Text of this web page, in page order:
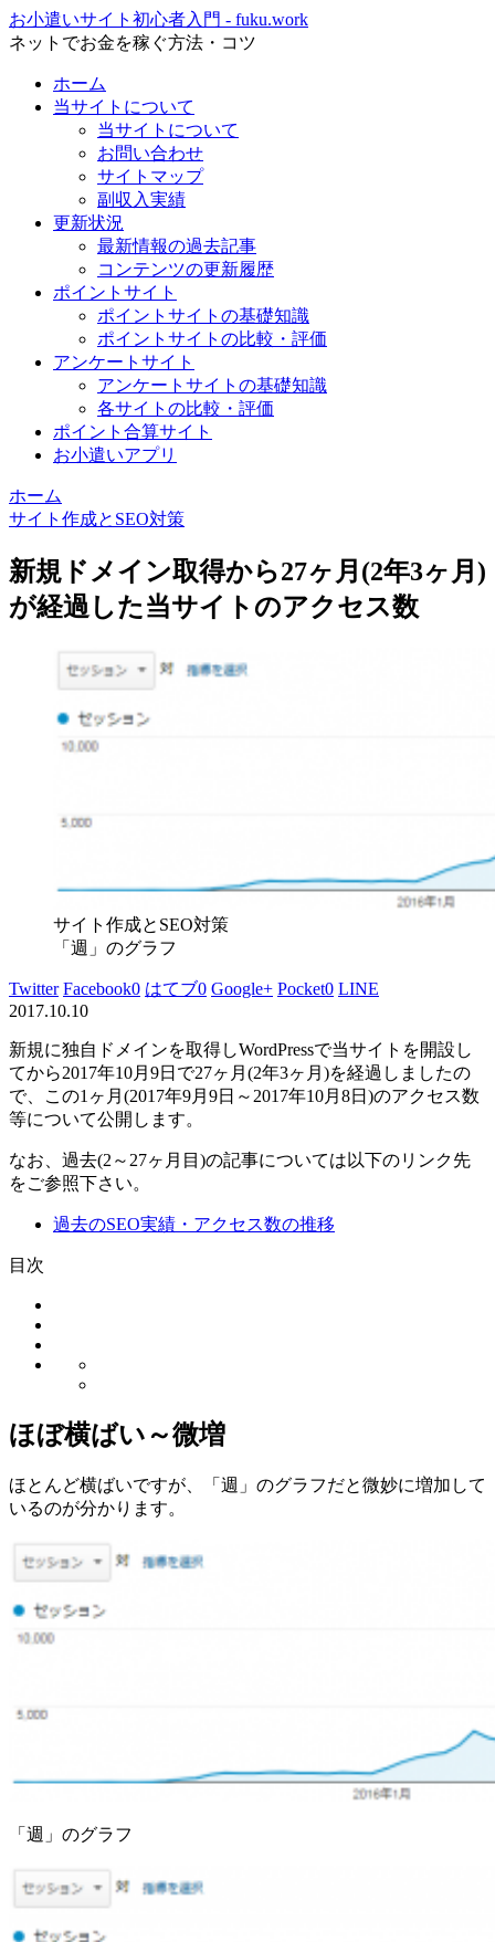
お小遣いサイト初心者入門 - fuku.work
ネットでお金を稼ぐ方法・コツ
ホーム
当サイトについて
当サイトについて
お問い合わせ
サイトマップ
副収入実績
更新状況
最新情報の過去記事
コンテンツの更新履歴
ポイントサイト
ポイントサイトの基礎知識
ポイントサイトの比較・評価
アンケートサイト
アンケートサイトの基礎知識
各サイトの比較・評価
ポイント合算サイト
お小遣いアプリ
ホーム
サイト作成とSEO対策
新規ドメイン取得から27ヶ月(2年3ヶ月)
が経過した当サイトのアクセス数
サイト作成とSEO対策
「週」のグラフ
Twitter Facebook0 はてブ0 Google+ Pocket0 LINE
2017.10.10
新規に独自ドメインを取得しWordPressで当サイトを開設し
てから2017年10月9日で27ヶ月(2年3ヶ月)を経過しましたの
で、この1ヶ月(2017年9月9日～2017年10月8日)のアクセス数
等について公開します。
なお、過去(2～27ヶ月目)の記事については以下のリンク先
をご参照下さい。
過去のSEO実績・アクセス数の推移
目次
ほぼ横ばい～微増
ほとんど横ばいですが、「週」のグラフだと微妙に増加して
いるのが分かります。
「週」のグラフ